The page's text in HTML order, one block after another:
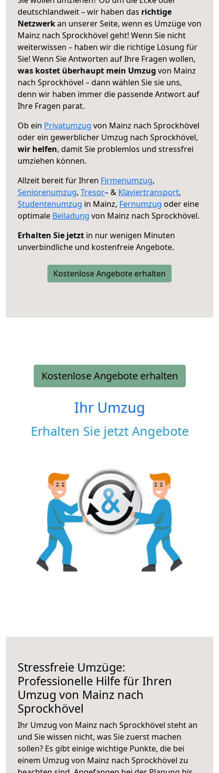
deutschlandweit – wir haben das richtige
Netzwerkan unserer Seite, wenn es Umzüge von
Mainz nach Sprockhövel geht! Wenn Sie nicht
weiterwissen – haben wir die richtige Lösung für
Sie! Wenn Sie Antworten auf Ihre Fragen wollen,
was kostet überhaupt mein Umzug von Mainz
nach Sprockhövel – dann wählen Sie sie uns,
denn wir haben immer die passende Antwort auf
Ihre Fragen parat.
Ob ein Privatumzug von Mainz nach Sprockhövel
oder ein gewerblicher Umzug nach Sprockhövel,
wir helfen, damit Sie problemlos und stressfrei
umziehen können.
Allzeit bereit für Ihren Firmenumzug,
Seniorenumzug, Tresor– & Klaviertransport,
Studentenumzug in Mainz, Fernumzug oder eine
optimale Beiladung von Mainz nach Sprockhövel.
Erhalten Sie jetzt in nur wenigen Minuten
unverbindliche und kostenfreie Angebote.
Kostenlose Angebote erhalten
Kostenlose Angebote erhalten
Ihr Umzug
Erhalten Sie jetzt Angebote
Stressfreie Umzüge:
Professionelle Hilfe für Ihren
Umzug von Mainz nach
Sprockhövel
Ihr Umzug von Mainz nach Sprockhövel steht an
und Sie wissen nicht, was Sie zuerst machen
sollen? Es gibt einige wichtige Punkte, die bei
einem Umzug von Mainz nach Sprockhövel zu